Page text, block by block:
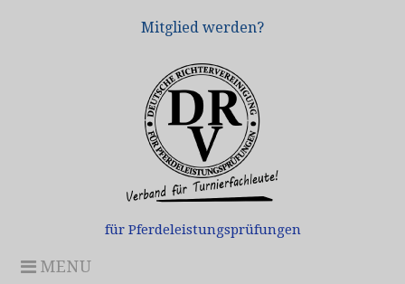
für Pferdeleistungsprüfungen
MENU
Mitglied werden?